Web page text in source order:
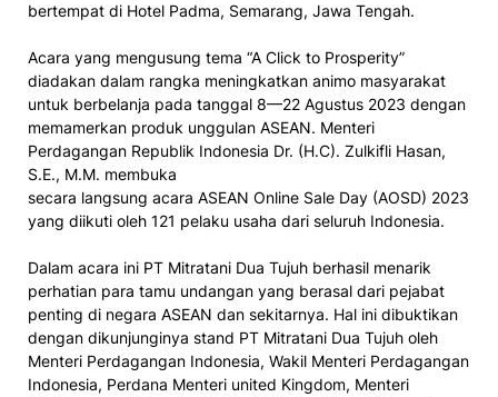
bertempat di Hotel Padma, Semarang, Jawa Tengah.
Acara yang mengusung tema “A Click to Prosperity”
diadakan dalam rangka meningkatkan animo masyarakat
untuk berbelanja pada tanggal 8—22 Agustus 2023 dengan
memamerkan produk unggulan ASEAN. Menteri
Perdagangan Republik Indonesia Dr. (H.C). Zulkifli Hasan,
S.E., M.M. membuka
secara langsung acara ASEAN Online Sale Day (AOSD) 2023
yang diikuti oleh 121 pelaku usaha dari seluruh Indonesia.
Dalam acara ini PT Mitratani Dua Tujuh berhasil menarik
perhatian para tamu undangan yang berasal dari pejabat
penting di negara ASEAN dan sekitarnya. Hal ini dibuktikan
dengan dikunjunginya stand PT Mitratani Dua Tujuh oleh
Menteri Perdagangan Indonesia, Wakil Menteri Perdagangan
Indonesia, Perdana Menteri united Kingdom, Menteri